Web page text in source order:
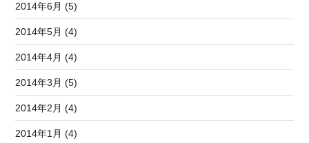
2014年6月 (5)
2014年5月 (4)
2014年4月 (4)
2014年3月 (5)
2014年2月 (4)
2014年1月 (4)